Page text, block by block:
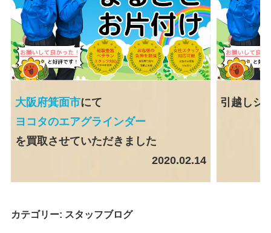
大阪府箕面市にて
ヨコタのエアグラインダー
を買取させていただきました
2020.02.14
引越しシ
カテゴリー: スタッフブログ